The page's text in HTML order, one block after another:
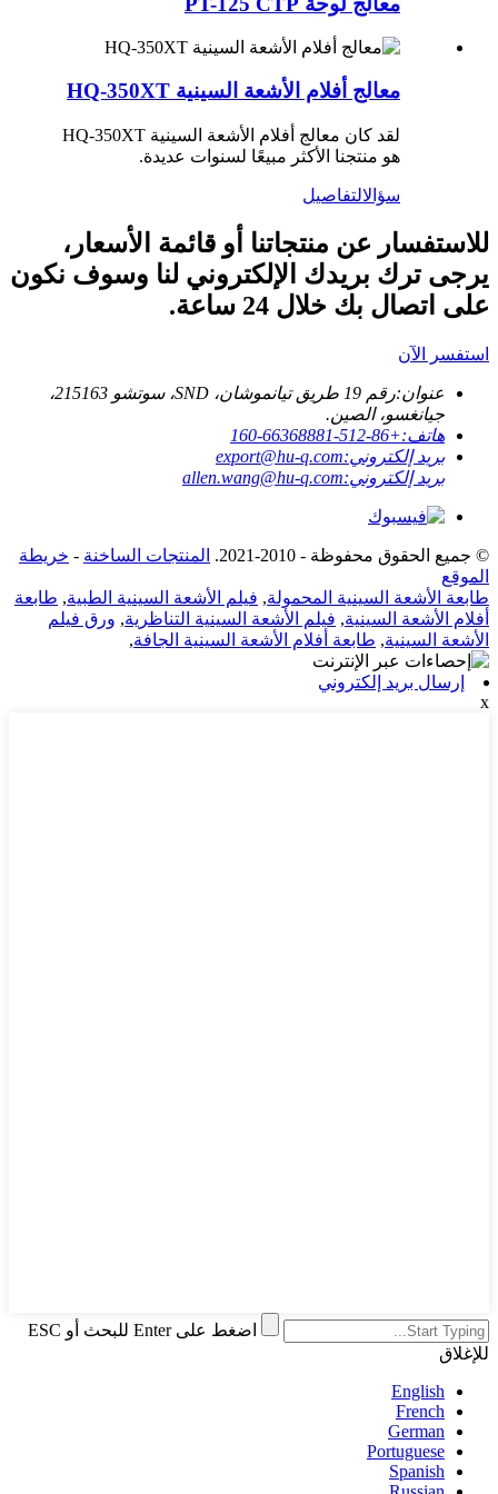
معالج أفلام الأشعة السينية HQ-350XT
لقد كان معالج أفلام الأشعة السينية HQ-350XT
هو منتجنا الأكثر مبيعًا لسنوات عديدة.
سؤالالتفاصيل
للاستفسار عن منتجاتنا أو قائمة الأسعار،
يرجى ترك بريدك الإلكتروني لنا وسوف نكون
على اتصال بك خلال 24 ساعة.
استفسر الآن
عنوان:
رقم 19 طريق تيانموشان، SND، سوتشو 215163،
جيانغسو، الصين.
هاتف:+86-512-66368881-160
بريد إلكتروني:export@hu-q.com
بريد إلكتروني:allen.wang@hu-q.com
© جميع الحقوق محفوظة - 2010-2021. المنتجات الساخنة - خريطة
الموقع
طابعة الأشعة السينية المحمولة, فيلم الأشعة السينية الطبية, طابعة
أفلام الأشعة السينية, فيلم الأشعة السينية التناظرية, ورق فيلم
الأشعة السينية, طابعة أفلام الأشعة السينية الجافة,
إرسال بريد إلكتروني
x
اضغط على Enter للبحث أو ESC
للإغلاق
English
French
German
Portuguese
Spanish